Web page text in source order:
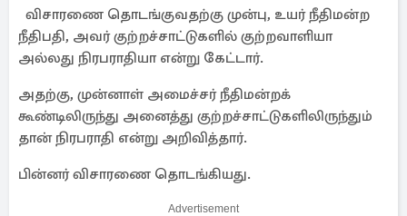
விசாரணை தொடங்குவதற்கு முன்பு, உயர் நீதிமன்ற
நீதிபதி, அவர் குற்றச்சாட்டுகளில் குற்றவாளியா
அல்லது நிரபராதியா என்று கேட்டார்.
அதற்கு, முன்னாள் அமைச்சர் நீதிமன்றக்
கூண்டிலிருந்து அனைத்து குற்றச்சாட்டுகளிலிருந்தும்
தான் நிரபராதி என்று அறிவித்தார்.
பின்னர் விசாரணை தொடங்கியது.
Advertisement